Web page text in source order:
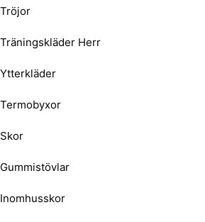
Tröjor
Träningskläder Herr
Ytterkläder
Termobyxor
Skor
Gummistövlar
Inomhusskor